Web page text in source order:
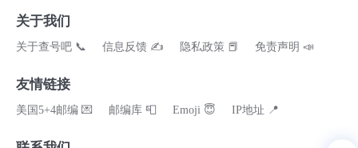
关于我们
关于查号吧 📞 信息反馈 ✍ 隐私政策 📕 免责声明 📣
友情链接
美国5+4邮编 💌 邮编库 📮 Emoji 😇 IP地址 📍